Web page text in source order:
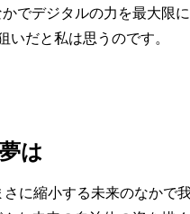
でデジタルの力を最大限
いだと私は思うのです。
は
さに縮小する未来のなかで